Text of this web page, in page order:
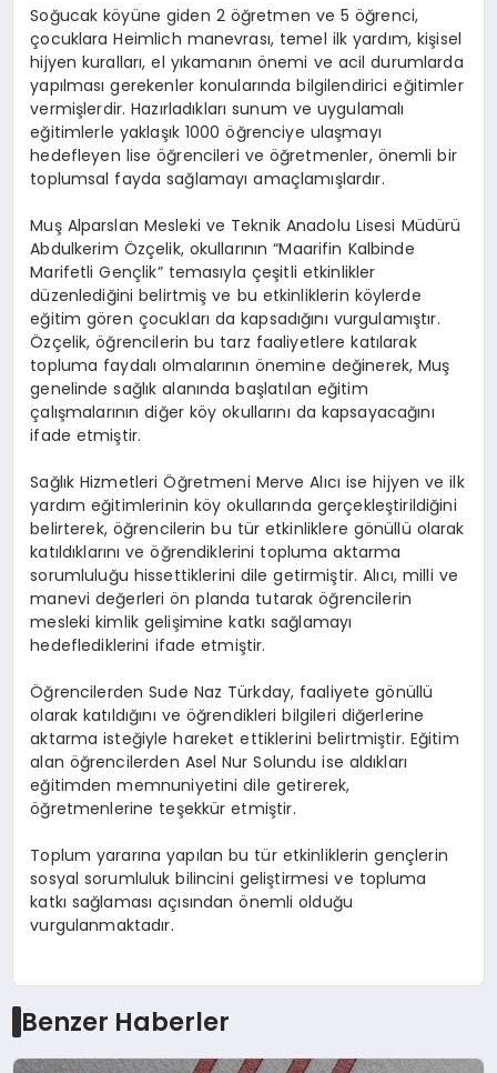
Soğucak köyüne giden 2 öğretmen ve 5 öğrenci,
çocuklara Heimlich manevrası, temel ilk yardım, kişisel
hijyen kuralları, el yıkamanın önemi ve acil durumlarda
yapılması gerekenler konularında bilgilendirici eğitimler
vermişlerdir. Hazırladıkları sunum ve uygulamalı
eğitimlerle yaklaşık 1000 öğrenciye ulaşmayı
hedefleyen lise öğrencileri ve öğretmenler, önemli bir
toplumsal fayda sağlamayı amaçlamışlardır.
Muş Alparslan Mesleki ve Teknik Anadolu Lisesi Müdürü
Abdulkerim Özçelik, okullarının “Maarifin Kalbinde
Marifetli Gençlik” temasıyla çeşitli etkinlikler
düzenlediğini belirtmiş ve bu etkinliklerin köylerde
eğitim gören çocukları da kapsadığını vurgulamıştır.
Özçelik, öğrencilerin bu tarz faaliyetlere katılarak
topluma faydalı olmalarının önemine değinerek, Muş
genelinde sağlık alanında başlatılan eğitim
çalışmalarının diğer köy okullarını da kapsayacağını
ifade etmiştir.
Sağlık Hizmetleri Öğretmeni Merve Alıcı ise hijyen ve ilk
yardım eğitimlerinin köy okullarında gerçekleştirildiğini
belirterek, öğrencilerin bu tür etkinliklere gönüllü olarak
katıldıklarını ve öğrendiklerini topluma aktarma
sorumluluğu hissettiklerini dile getirmiştir. Alıcı, milli ve
manevi değerleri ön planda tutarak öğrencilerin
mesleki kimlik gelişimine katkı sağlamayı
hedeflediklerini ifade etmiştir.
Öğrencilerden Sude Naz Türkday, faaliyete gönüllü
olarak katıldığını ve öğrendikleri bilgileri diğerlerine
aktarma isteğiyle hareket ettiklerini belirtmiştir. Eğitim
alan öğrencilerden Asel Nur Solundu ise aldıkları
eğitimden memnuniyetini dile getirerek,
öğretmenlerine teşekkür etmiştir.
Toplum yararına yapılan bu tür etkinliklerin gençlerin
sosyal sorumluluk bilincini geliştirmesi ve topluma
katkı sağlaması açısından önemli olduğu
vurgulanmaktadır.
Benzer Haberler